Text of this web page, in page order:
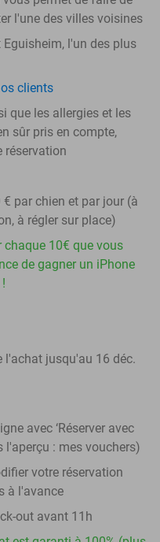
l'une des villes voisines
l'un des plus
clients
que les allergies et les
sûr pris en compte,
réservation
par chien et par jour (à
à régler sur place)
10€ que vous
de gagner un iPhone
l'achat jusqu'au 16 déc.
avec ‘Réserver avec
l'aperçu : mes vouchers)
votre réservation
à l'avance
out avant 11h